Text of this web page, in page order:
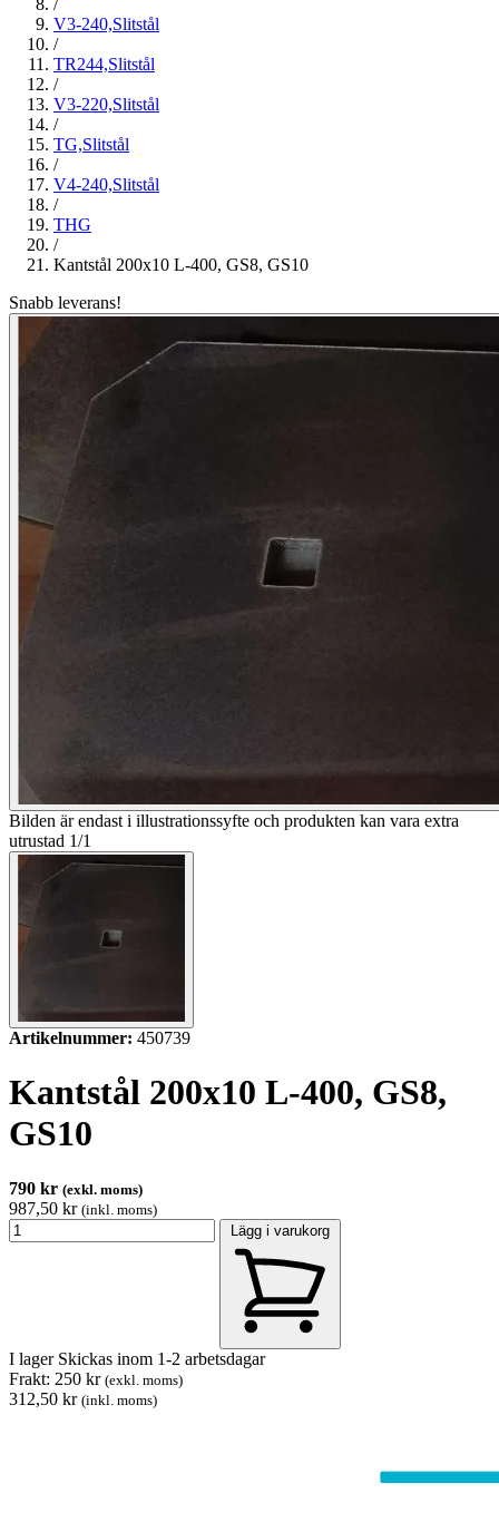
/
V3-240,Slitstål
/
TR244,Slitstål
/
V3-220,Slitstål
/
TG,Slitstål
/
V4-240,Slitstål
/
THG
/
Kantstål 200x10 L-400, GS8, GS10
Snabb leverans!
Bilden är endast i illustrationssyfte och produkten kan vara extra
utrustad 1/1
Artikelnummer: 450739
Kantstål 200x10 L-400, GS8,
GS10
790 kr (exkl. moms)
987,50 kr (inkl. moms)
Lägg i varukorg
I lager Skickas inom 1-2 arbetsdagar
Frakt: 250 kr (exkl. moms)
312,50 kr (inkl. moms)